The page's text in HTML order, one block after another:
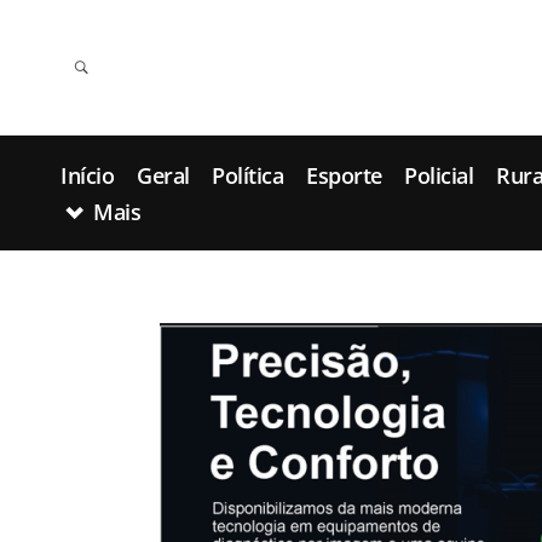
Início Geral Política Esporte Policial
Mais